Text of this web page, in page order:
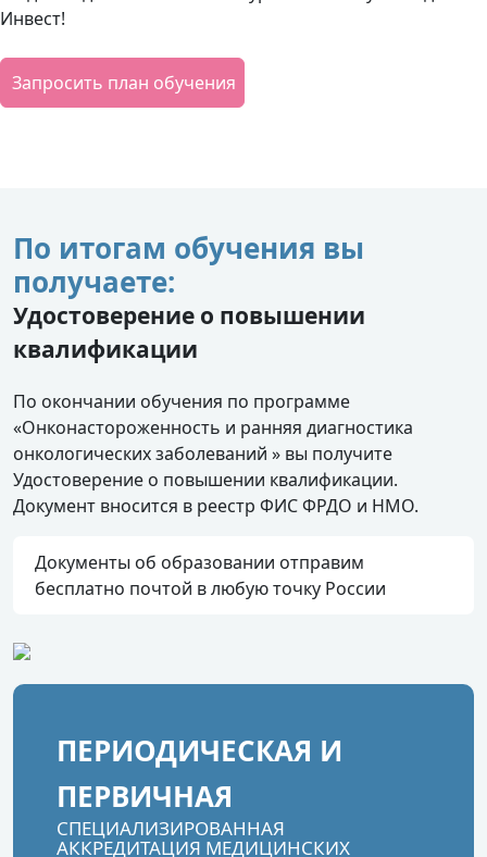
Инвест!
Запросить план обучения
По итогам обучения вы
получаете:
Удостоверение о повышении
квалификации
По окончании обучения по программе
«Онконастороженность и ранняя диагностика
онкологических заболеваний » вы получите
Удостоверение о повышении квалификации.
Документ вносится в реестр ФИС ФРДО и НМО.
Документы об образовании отправим
бесплатно почтой в любую точку России
ПЕРИОДИЧЕСКАЯ И
ПЕРВИЧНАЯ
СПЕЦИАЛИЗИРОВАННАЯ
АККРЕДИТАЦИЯ МЕДИЦИНСКИХ